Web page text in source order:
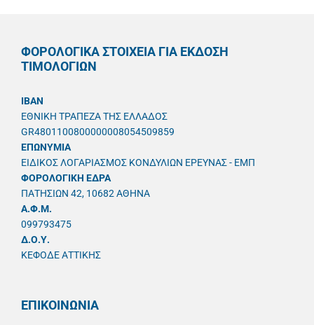
ΦΟΡΟΛΟΓΙΚΑ ΣΤΟΙΧΕΙΑ ΓΙΑ ΕΚΔΟΣΗ
ΤΙΜΟΛΟΓΙΩΝ
IBAN
ΕΘΝΙΚΗ ΤΡΑΠΕΖΑ ΤΗΣ ΕΛΛΑΔΟΣ
GR4801100800000008054509859
ΕΠΩΝΥΜΙΑ
ΕΙΔΙΚΟΣ ΛΟΓΑΡΙΑΣΜΟΣ ΚΟΝΔΥΛΙΩΝ ΕΡΕΥΝΑΣ - ΕΜΠ
ΦΟΡΟΛΟΓΙΚΗ ΕΔΡΑ
ΠΑΤΗΣΙΩΝ 42, 10682 ΑΘΗΝΑ
A.Φ.Μ.
099793475
Δ.Ο.Υ.
ΚΕΦΟΔΕ ΑΤΤΙΚΗΣ
ΕΠΙΚΟΙΝΩΝΙΑ